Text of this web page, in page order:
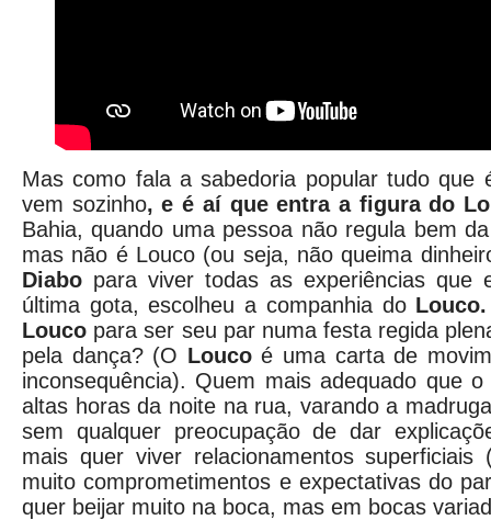
Mas como fala a sabedoria popular tudo que
vem sozinho, e é aí que entra a figura do
Bahia, quando uma pessoa não regula bem
mas não é Louco (ou seja, não queima
Diabo para viver todas as experiências que
última gota, escolheu a companhia do Louco.
Louco para ser seu par numa festa regida
pela dança? (O Loucoé uma carta de
inconsequência). Quem mais adequado que
altas horas da noite na rua, varando a
sem qualquer preocupação de dar
mais quer viver relacionamentos superficiais
muito comprometimentos e expectativas do
quer beijar muito na boca, mas em bocas